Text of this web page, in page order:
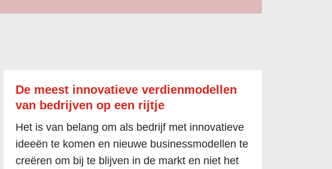
De meest innovatieve verdienmodellen
van bedrijven op een rijtje
Het is van belang om als bedrijf met innovatieve
ideeën te komen en nieuwe businessmodellen te
creëren om bij te blijven in de markt en niet het